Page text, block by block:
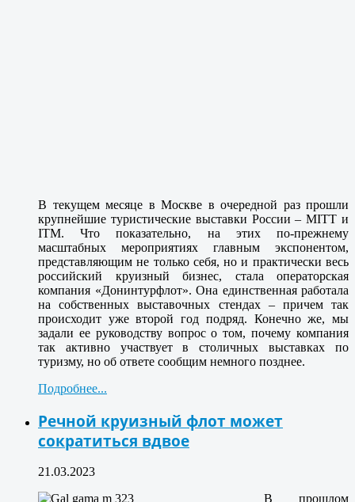
В текущем месяце в Москве в очередной раз прошли
крупнейшие туристические выставки России – MITT и
ITM. Что показательно, на этих по-прежнему
масштабных мероприятиях главным экспонентом,
представляющим не только себя, но и практически весь
российский круизный бизнес, стала операторская
компания «Донинтурфлот». Она единственная работала
на собственных выставочных стендах – причем так
происходит уже второй год подряд. Конечно же, мы
задали ее руководству вопрос о том, почему компания
так активно участвует в столичных выставках по
туризму, но об ответе сообщим немного позднее.
Подробнее...
Речной круизный флот может
сократиться вдвое
21.03.2023
В прошлом